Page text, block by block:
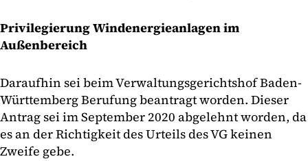
Privilegierung Windenergieanlagen im
Außenbereich
Daraufhin sei beim Verwaltungsgerichtshof Baden-
Württemberg Berufung beantragt worden. Dieser
Antrag sei im September 2020 abgelehnt worden, da
es an der Richtigkeit des Urteils des VG keinen
Zweife gebe.